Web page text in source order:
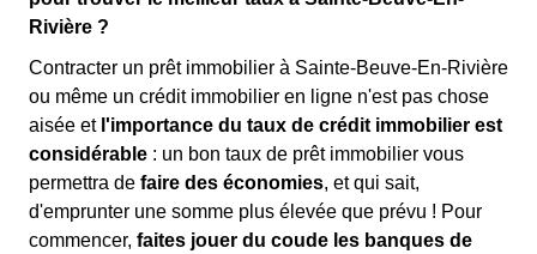
Rivière ?
Contracter un prêt immobilier à Sainte-Beuve-En-Rivière
ou même un crédit immobilier en ligne n'est pas chose
aisée et l'importance du taux de crédit immobilier est
considérable : un bon taux de prêt immobilier vous
permettra de faire des économies, et qui sait,
d'emprunter une somme plus élevée que prévu ! Pour
commencer, faites jouer du coude les banques de